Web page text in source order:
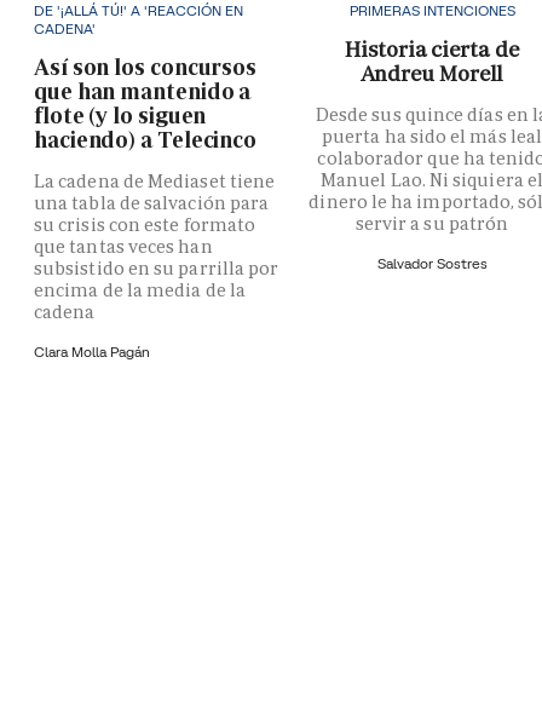
DE '¡ALLÁ TÚ!' A 'REACCIÓN EN
CADENA'
Así son los concursos
que han mantenido a
flote (y lo siguen
haciendo) a Telecinco
La cadena de Mediaset tiene
una tabla de salvación para
su crisis con este formato
que tantas veces han
subsistido en su parrilla por
encima de la media de la
cadena
Clara Molla Pagán
PRIMERAS INTENCIONES
Historia cierta de
Andreu Morell
Desde sus quince días en
puerta ha sido el más leal
colaborador que ha
Manuel Lao. Ni siquiera
dinero le ha importado,
servir a su patrón
Salvador Sostres